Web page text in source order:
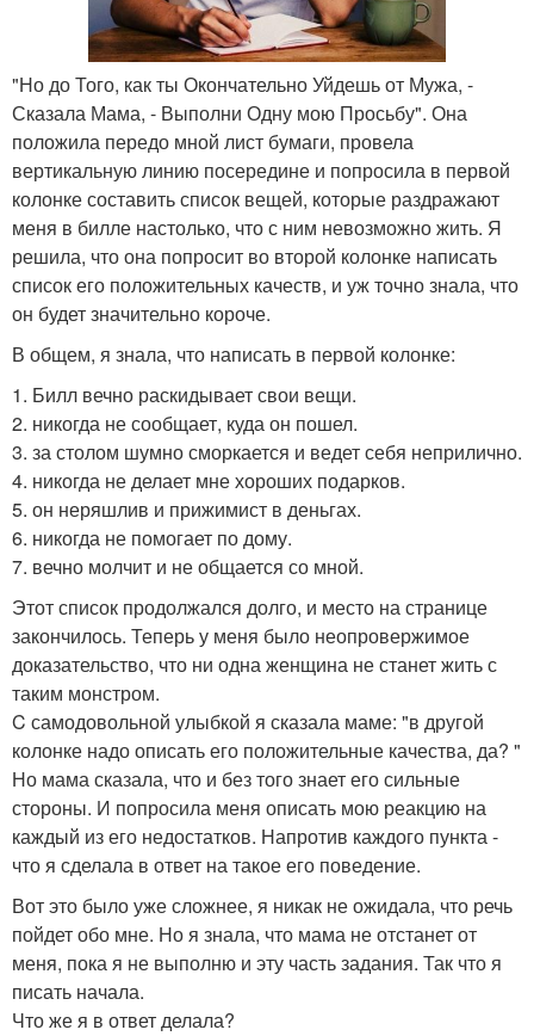
"Но до Того, как ты Окончательно Уйдешь от Мужа, -
Сказала Мама, - Выполни Одну мою Просьбу". Она
положила передо мной лист бумаги, провела
вертикальную линию посередине и попросила в первой
колонке составить список вещей, которые раздражают
меня в билле настолько, что с ним невозможно жить. Я
решила, что она попросит во второй колонке написать
список его положительных качеств, и уж точно знала, что
он будет значительно короче.
В общем, я знала, что написать в первой колонке:
1. Билл вечно раскидывает свои вещи.
2. никогда не сообщает, куда он пошел.
3. за столом шумно сморкается и ведет себя неприлично.
4. никогда не делает мне хороших подарков.
5. он неряшлив и прижимист в деньгах.
6. никогда не помогает по дому.
7. вечно молчит и не общается со мной.
Этот список продолжался долго, и место на странице
закончилось. Теперь у меня было неопровержимое
доказательство, что ни одна женщина не станет жить с
таким монстром.
C самодовольной улыбкой я сказала маме: "в другой
колонке надо описать его положительные качества, да? "
Но мама сказала, что и без того знает его сильные
стороны. И попросила меня описать мою реакцию на
каждый из его недостатков. Напротив каждого пункта -
что я сделала в ответ на такое его поведение.
Вот это было уже сложнее, я никак не ожидала, что речь
пойдет обо мне. Но я знала, что мама не отстанет от
меня, пока я не выполню и эту часть задания. Так что я
писать начала.
Что же я в ответ делала?